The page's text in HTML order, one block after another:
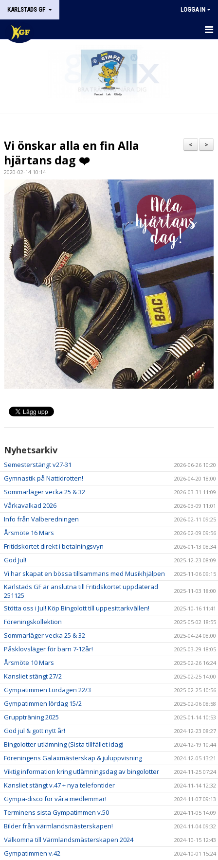
KARLSTADS GF LOGGA IN
NYHETER
KALENDER
STÖDMEDLEM
KONTAKT
PRISER & TERMINSTIDER
BLI LEDARE
FÖRENINGSKOLLEKTION
HYRA KGF-LOKALEN
SPONSORER
>
<
Vi önskar alla en fin Alla
hjärtans dag ❤️
2020-02-14 10:14
Nyhetsarkiv
Semesterstängt v27-31 2026-06-26 10:20
Gymnastik på Nattidrotten! 2026-04-20 18:00
Sommarläger vecka 25 & 32 2026-03-31 11:09
Vårkavalkad 2026 2026-03-09 11:01
Info från Valberedningen 2026-02-11 09:25
Årsmöte 16 Mars 2026-02-09 09:56
Fritidskortet direkt i betalningsvyn 2026-01-13 08:34
God Jul! 2025-12-23 08:09
Vi har skapat en bössa tillsammans med Musikhjälpen 2025-11-06 09:15
Karlstads GF är anslutna till Fritidskortet uppdaterad
251125
2025-11-03 18:00
Stötta oss i Jul! Köp Bingolott till uppesittarkvällen! 2025-10-16 11:41
Föreningskollektion 2025-05-02 18:55
Sommarläger vecka 25 & 32 2025-04-24 08:00
Påsklovsläger för barn 7-12år! 2025-03-29 18:05
Årsmöte 10 Mars 2025-02-26 16:24
Kansliet stängt 27/2 2025-02-25 14:00
Gympatimmen Lördagen 22/3 2025-02-25 10:56
Gympatimmen lördag 15/2 2025-02-06 08:58
Gruppträning 2025 2025-01-14 10:53
God jul & gott nytt år! 2024-12-23 08:27
Bingolotter utlämning (Sista tillfället idag) 2024-12-19 10:44
Föreningens Galaxmästerskap & juluppvisning 2024-12-05 13:21
Viktig information kring utlämningsdag av bingolotter 2024-11-25 07:24
Kansliet stängt v.47 + nya telefontider 2024-11-14 12:32
Gympa-disco för våra medlemmar! 2024-11-07 09:13
Terminens sista Gympatimmen v.50 2024-11-05 14:09
Bilder från värmlandsmästerskapen! 2024-11-04 09:32
Välkomna till Värmlandsmästerskapen 2024 2024-10-15 12:43
Gympatimmen v.42 2024-10-01 15:24